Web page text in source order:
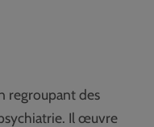
regroupant des
Il œuvre